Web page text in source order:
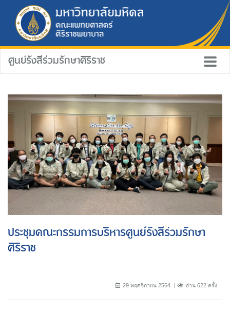
ศูนย์รังสีร่วมรักษาศิริราช
ประชุมคณะกรรมการบริหารศูนย์รังสีร่วมรักษา
ศิริราช
29 พฤศจิกายน 2564 อ่าน 622 ครั้ง